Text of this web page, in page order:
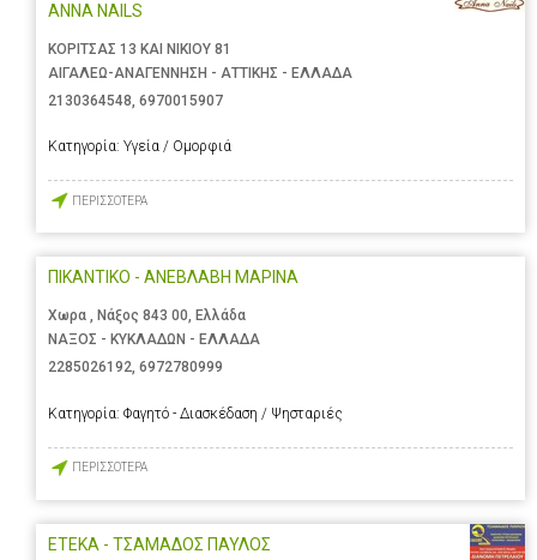
ANNA NAILS
ΚΟΡΙΤΣΑΣ 13 ΚΑΙ ΝΙΚΙΟΥ 81
ΑΙΓΑΛΕΩ-ΑΝΑΓΕΝΝΗΣΗ - ΑΤΤΙΚΗΣ - ΕΛΛΑΔΑ
2130364548, 6970015907
Κατηγορία: Υγεία / Ομορφιά
ΠΕΡΙΣΣΟΤΕΡΑ
ΠΙΚΑΝΤΙΚΟ - ΑΝΕΒΛΑΒΗ ΜΑΡΙΝΑ
Χωρα , Νάξος 843 00, Ελλάδα
ΝΑΞΟΣ - ΚΥΚΛΑΔΩΝ - ΕΛΛΑΔΑ
2285026192, 6972780999
Κατηγορία: Φαγητό - Διασκέδαση / Ψησταριές
ΠΕΡΙΣΣΟΤΕΡΑ
ΕΤΕΚΑ - ΤΣΑΜΑΔΟΣ ΠΑΥΛΟΣ